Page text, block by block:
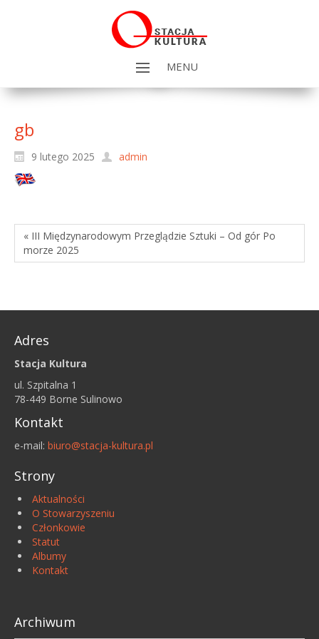
MENU
gb
9 lutego 2025 admin
« III Międzynarodowym Przeglądzie Sztuki – Od gór Po
morze 2025
Adres
Stacja Kultura
ul. Szpitalna 1
78-449 Borne Sulinowo
Kontakt
e-mail: biuro@stacja-kultura.pl
Strony
Aktualności
O Stowarzyszeniu
Członkowie
Statut
Albumy
Kontakt
Archiwum